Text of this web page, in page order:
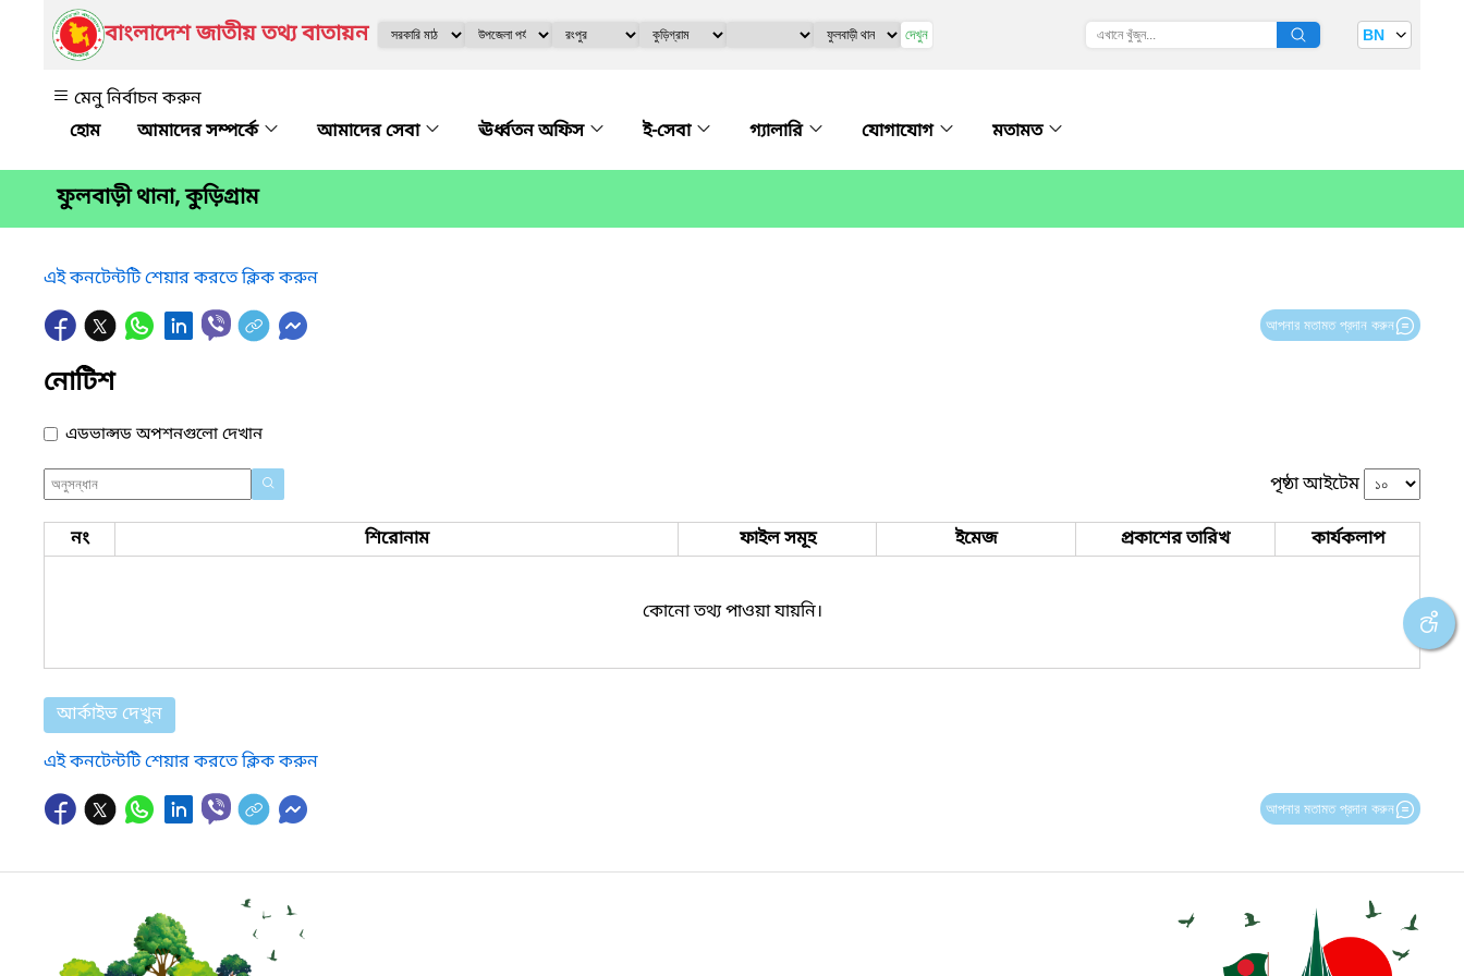
বাংলাদেশ জাতীয় তথ্য বাতায়ন দেখুন BN
মেনু নির্বাচন করুন
আমাদের সম্পর্কে
আমাদের সেবা ঊর্ধ্বতন অফিস ই-সেবা গ্যালারি যোগাযোগ মতামত
ফুলবাড়ী থানা, কুড়িগ্রাম
এই কনটেন্টটি শেয়ার করতে ক্লিক করুন
আপনার মতামত প্রদান করুন
নোটিশ
এডভান্সড অপশনগুলো দেখান
পৃষ্ঠা আইটেম
নং শিরোনাম ফাইল সমূহ ইমেজ প্রকাশের তারিখ কার্যকলাপ
কোনো তথ্য পাওয়া যায়নি।
আর্কাইভ দেখুন
এই কনটেন্টটি শেয়ার করতে ক্লিক করুন
আপনার মতামত প্রদান করুন